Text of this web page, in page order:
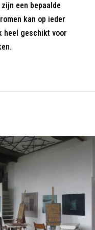
een bepaalde
kan op ieder
heel geschikt voor